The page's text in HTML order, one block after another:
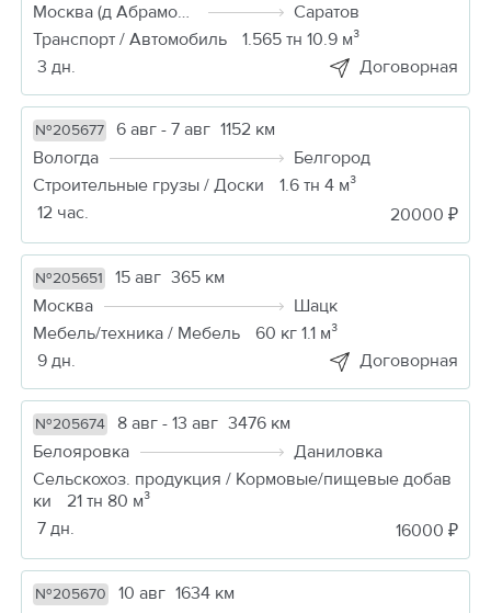
Москва (д Абрамовка)
Саратов
Транспорт / Автомобиль
1.565 тн 10.9 м³
3 дн.
Договорная
№205677 6 авг - 7 авг 1152 км
Вологда
Белгород
Строительные грузы / Доски
1.6 тн 4 м³
12 час.
20000 ₽
№205651 15 авг 365 км
Москва
Шацк
Мебель/техника / Мебель
60 кг 1.1 м³
9 дн.
Договорная
№205674 8 авг - 13 авг 3476 км
Белояровка
Даниловка
Сельскохоз. продукция / Кормовые/пищевые добав
ки
21 тн 80 м³
7 дн.
16000 ₽
№205670 10 авг 1634 км